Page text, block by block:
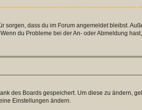
sorgen, dass du im Forum angemeldet bleibst.
du Probleme bei der An- oder Abmeldung
des Boards gespeichert. Um diese zu ändern,
Einstellungen ändern.